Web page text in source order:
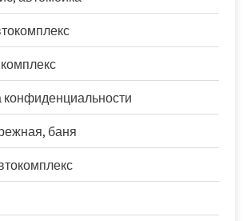
конфиденциальности
баня